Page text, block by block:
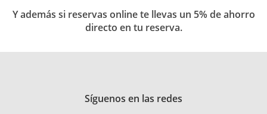
Y además si reservas online te llevas un 5% de ahorro
directo en tu reserva.
Síguenos en las redes